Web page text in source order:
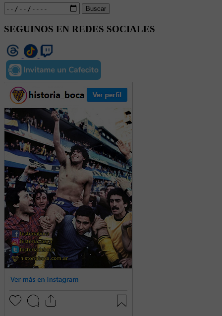
Buscar
SEGUINOS EN REDES SOCIALES